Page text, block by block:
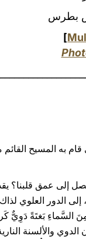
بطرس
]
به المسيح
إلى عمق قلبنا؟
إلى أورشليم، إلى الدور
مِنَ السَّماءِ بَغتَةً
والألسنة